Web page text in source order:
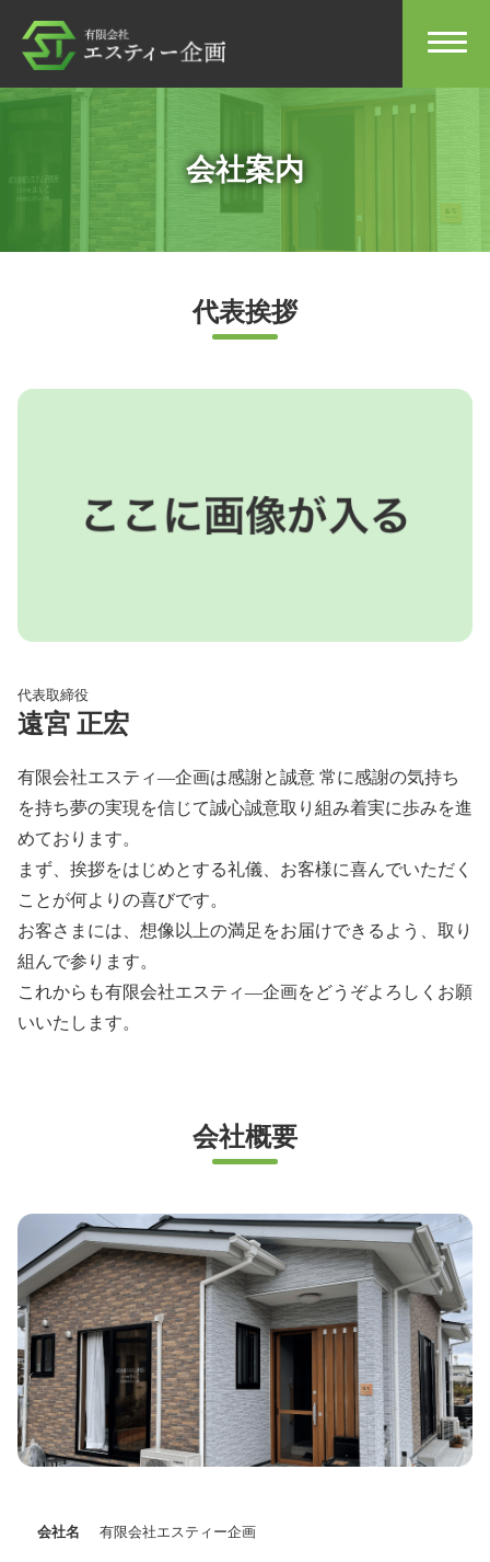
会社案内
代表挨拶
代表取締役
遠宮 正宏
有限会社エスティ―企画は感謝と誠意 常に感謝の気持ち
を持ち夢の実現を信じて誠心誠意取り組み着実に歩みを進
めております。
まず、挨拶をはじめとする礼儀、お客様に喜んでいただく
ことが何よりの喜びです。
お客さまには、想像以上の満足をお届けできるよう、取り
組んで参ります。
これからも有限会社エスティ―企画をどうぞよろしくお願
いいたします。
会社概要
会社名 有限会社エスティー企画